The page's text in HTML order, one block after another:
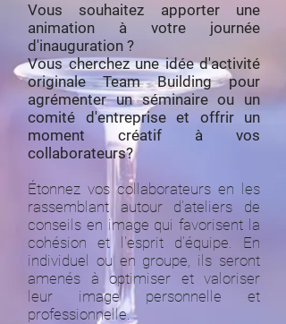
Voussouhaitez apporter une
animation à votre journée
d'inauguration ?
Vous cherchez une idée d'activité
originale Team Building pour
agrémenter un séminaire ou un
comité d'entreprise et offrir un
moment créatif à vos
collaborateurs?
Étonnez vos collaborateurs en les
rassemblant autour d'ateliers de
conseils en image qui favorisent la
cohésion et l'esprit d'équipe. En
individuel ou en groupe, ils seront
amenés à optimiser et valoriser
leur image personnelle et
professionnelle.